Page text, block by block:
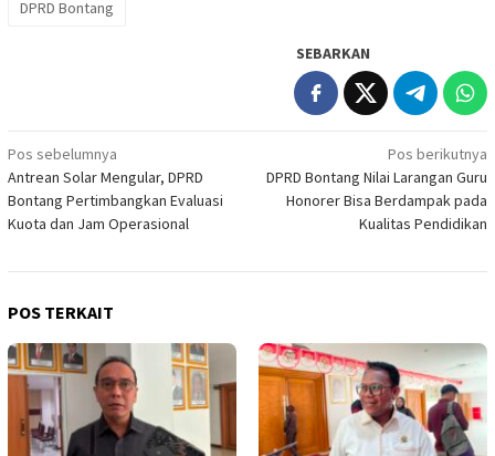
DPRD Bontang
SEBARKAN
Navigasi
pos
Pos sebelumnya
Antrean Solar Mengular, DPRD
Bontang Pertimbangkan Evaluasi
Kuota dan Jam Operasional
Pos berikutnya
DPRD Bontang Nilai Larangan Guru
Honorer Bisa Berdampak pada
Kualitas Pendidikan
POS TERKAIT